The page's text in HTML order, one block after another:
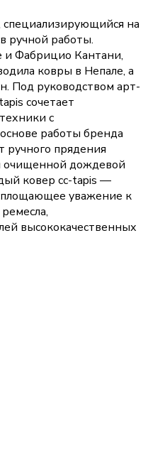
на
ручной работы.
и Фабрицио Кантани,
ковры в Непале, а
Под руководством арт-
сочетает
с
работы бренда
ручного прядения
очищенной дождевой
ковер cc-tapis —
уважение к
высококачественных